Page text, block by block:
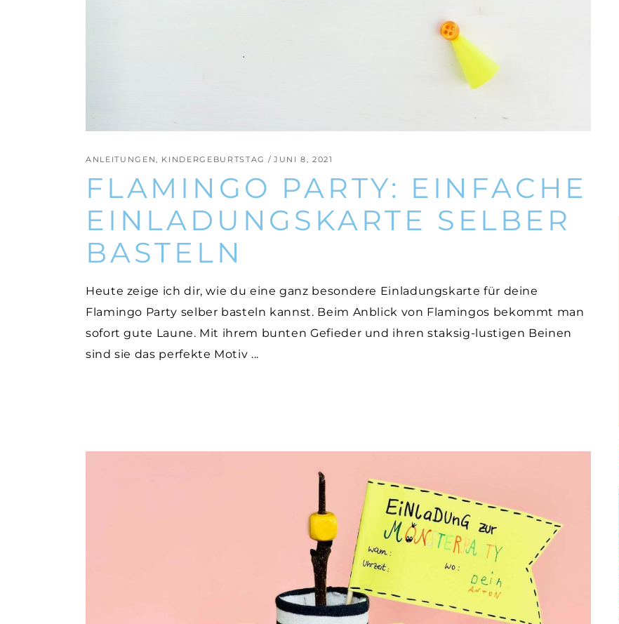
ANLEITUNGEN, KINDERGEBURTSTAG JUNI 8, 2021
FLAMINGO PARTY: EINFACHE
EINLADUNGSKARTE SELBER
BASTELN
Heute zeige ich dir, wie du eine ganz besondere Einladungskarte für deine
Flamingo Party selber basteln kannst. Beim Anblick von Flamingos bekommt man
sofort gute Laune. Mit ihrem bunten Gefieder und ihren staksig-lustigen Beinen
sind sie das perfekte Motiv